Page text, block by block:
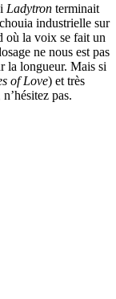
Ladytron terminait
industrielle sur
où la voix se fait un
ne nous est pas
la longueur. Mais si
of Love) et très
pas.